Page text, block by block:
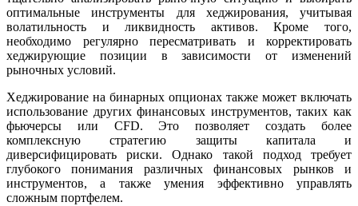
оптимальные инструменты для хеджирования, учитывая
волатильность и ликвидность активов. Кроме того,
необходимо регулярно пересматривать и корректировать
хеджирующие позиции в зависимости от изменений
рыночных условий.
Хеджирование на бинарных опционах также может включать
использование других финансовых инструментов, таких как
фьючерсы или CFD. Это позволяет создать более
комплексную стратегию защиты капитала и
диверсифицировать риски. Однако такой подход требует
глубокого понимания различных финансовых рынков и
инструментов, а также умения эффективно управлять
сложным портфелем.